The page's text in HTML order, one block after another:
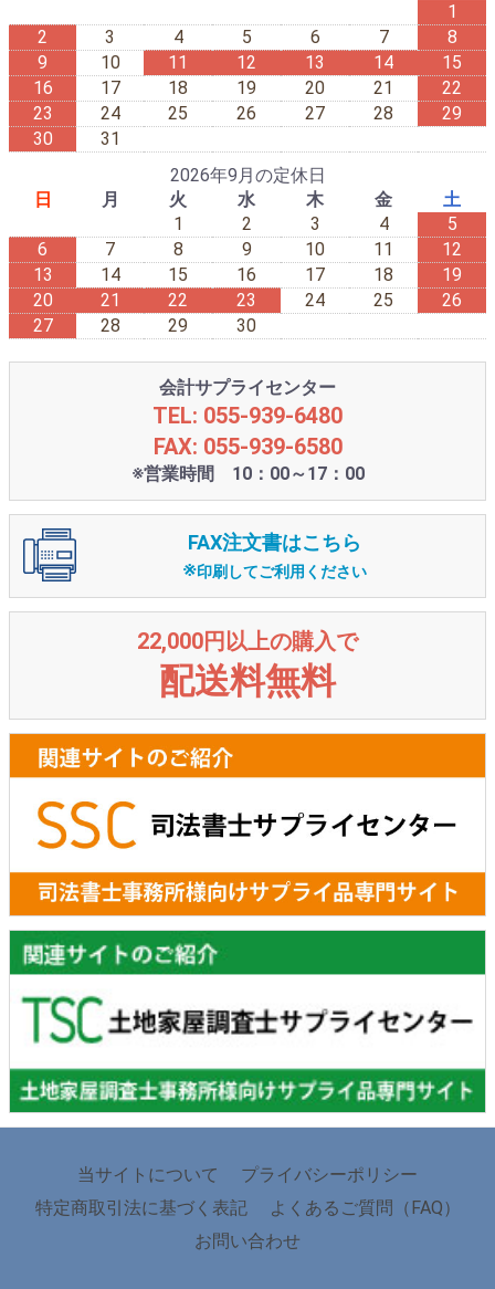
1
2
3 4 5 6 7
8
9
10 11 12 13 14
15
16
17 18 19 20 21
22
23
24 25 26 27 28
29
30
31
2026年9月の定休日
日
月 火 水 木 金
土
1
2 3 4
5
6
7 8 9 10 11
12
13
14 15 16 17 18
19
20
21 22 23 24 25
26
27
28 29 30
会計サプライセンター
TEL: 055-939-6480
FAX: 055-939-6580
※営業時間 10：00～17：00
FAX注文書はこちら
※印刷してご利用ください
22,000円以上の購入で
配送料無料
当サイトについて
プライバシーポリシー
特定商取引法に基づく表記
よくあるご質問（FAQ）
お問い合わせ